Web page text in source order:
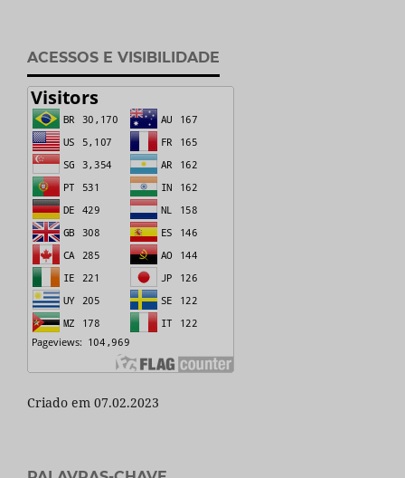
ACESSOS E VISIBILIDADE
Criado em 07.02.2023